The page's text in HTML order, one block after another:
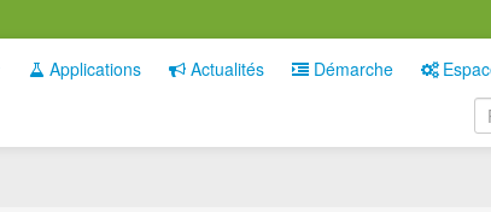
Applications Actualités Démarche